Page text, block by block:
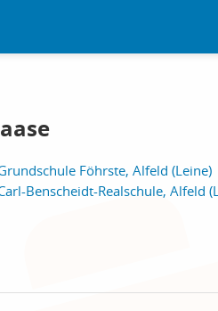
Föhrste, Alfeld (Leine)
Benscheidt-Realschule, Alfeld